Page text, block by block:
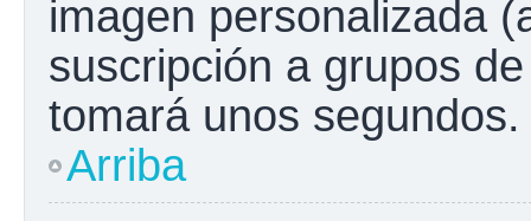
imagen personalizada
suscripción a grupos
tomará unos
Arriba